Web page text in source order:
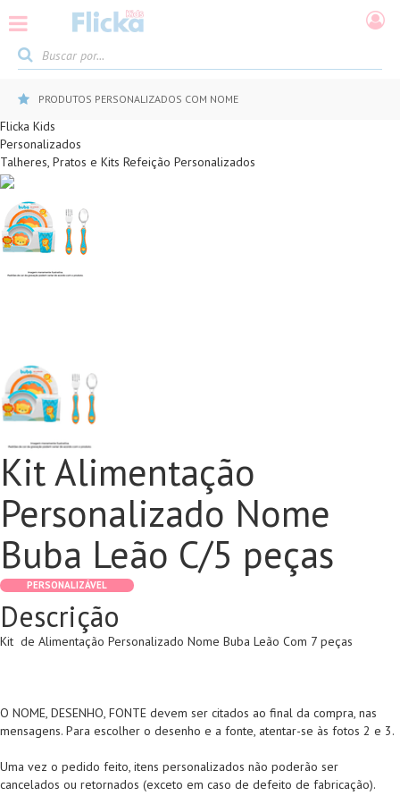
PRODUTOS PERSONALIZADOS COM NOME
Flicka Kids
Personalizados
Talheres, Pratos e Kits Refeição Personalizados
Kit Alimentação
Personalizado Nome
Buba Leão C/5 peças
PERSONALIZÁVEL
Descrição
Kit de Alimentação Personalizado Nome Buba Leão Com 7 peças
O NOME, DESENHO, FONTE devem ser citados ao final da compra, nas
mensagens. Para escolher o desenho e a fonte, atentar-se às fotos 2 e 3.
Uma vez o pedido feito, itens personalizados não poderão ser
cancelados ou retornados (exceto em caso de defeito de fabricação).